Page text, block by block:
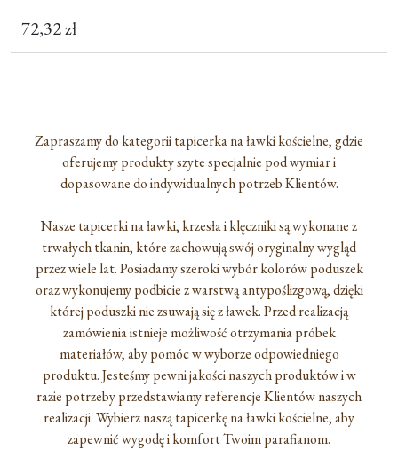
72,32zł
Zapraszamy do kategorii tapicerka na ławki kościelne, gdzie
oferujemy produkty szyte specjalnie pod wymiar i
dopasowane do indywidualnych potrzeb Klientów.
Nasze tapicerki na ławki, krzesła i klęczniki są wykonane z
trwałych tkanin, które zachowują swój oryginalny wygląd
przez wiele lat. Posiadamy szeroki wybór kolorów poduszek
oraz wykonujemy podbicie z warstwą antypoślizgową, dzięki
której poduszki nie zsuwają się z ławek. Przed realizacją
zamówienia istnieje możliwość otrzymania próbek
materiałów, aby pomóc w wyborze odpowiedniego
produktu. Jesteśmy pewni jakości naszych produktów i w
razie potrzeby przedstawiamy referencje Klientów naszych
realizacji. Wybierz naszą tapicerkę na ławki kościelne, aby
zapewnić wygodę i komfort Twoim parafianom.